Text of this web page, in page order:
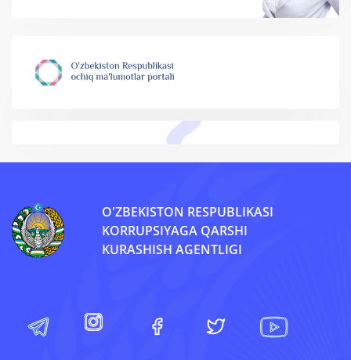
O'ZBEKISTON RESPUBLIKASI
KORRUPSIYAGA QARSHI
KURASHISH AGENTLIGI